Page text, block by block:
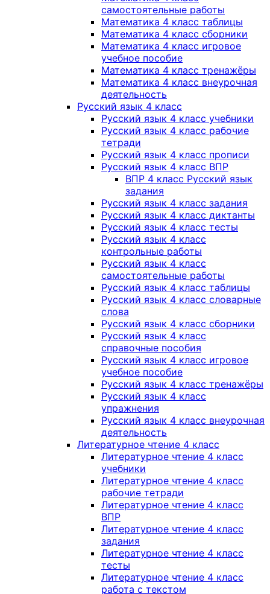
самостоятельные работы
Математика 4 класс таблицы
Математика 4 класс сборники
Математика 4 класс игровое
учебное пособие
Математика 4 класс тренажёры
Математика 4 класс внеурочная
деятельность
Русский язык 4 класс
Русский язык 4 класс учебники
Русский язык 4 класс рабочие
тетради
Русский язык 4 класс прописи
Русский язык 4 класс ВПР
ВПР 4 класс Русский язык
задания
Русский язык 4 класс задания
Русский язык 4 класс диктанты
Русский язык 4 класс тесты
Русский язык 4 класс
контрольные работы
Русский язык 4 класс
самостоятельные работы
Русский язык 4 класс таблицы
Русский язык 4 класс словарные
слова
Русский язык 4 класс сборники
Русский язык 4 класс
справочные пособия
Русский язык 4 класс игровое
учебное пособие
Русский язык 4 класс тренажёры
Русский язык 4 класс
упражнения
Русский язык 4 класс внеурочная
деятельность
Литературное чтение 4 класс
Литературное чтение 4 класс
учебники
Литературное чтение 4 класс
рабочие тетради
Литературное чтение 4 класс
ВПР
Литературное чтение 4 класс
задания
Литературное чтение 4 класс
тесты
Литературное чтение 4 класс
работа с текстом